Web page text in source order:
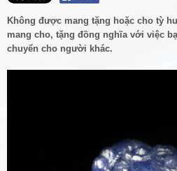
Không được mang tặng hoặc cho tỳ
mang cho, tặng đồng nghĩa với việc
chuyển cho người khác.